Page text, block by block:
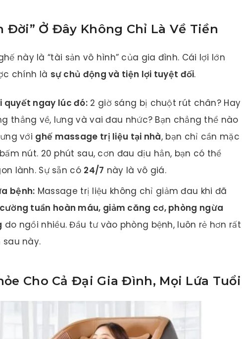
Đời” Ở Đây Không Chỉ Là Về Tiền
này là “tài sản vô hình” của gia đình. Cái lợi lớn
chính là sự chủ động và tiện lợi tuyệt đối.
quyết ngay lúc đó: 2 giờ sáng bị chuột rút chân? Hay
thẳng về, lưng và vai đau nhức? Bạn chẳng thể nào
với ghế massage trị liệu tại nhà, bạn chỉ cần mặc
nút. 20 phút sau, cơn đau dịu hẳn, bạn có thể
lành. Sự sẵn có 24/7 này là vô giá.
bệnh: Massage trị liệu không chỉ giảm đau khi đã
tuần hoàn máu, giảm căng cơ, phòng ngừa
do ngồi nhiều. Đầu tư vào phòng bệnh, luôn rẻ hơn rất
sau này.
Cho Cả Đại Gia Đình, Mọi Lứa Tuổi